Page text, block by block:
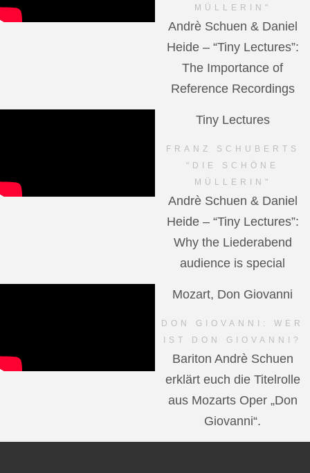
MÜLLERIN"
Andrè Schuen & Daniel
Heide – “Tiny Lectures”:
The Importance of
Reference Recordings
Tiny Lectures
FRANZ SCHUBERTS
"DIE SCHÖNE
MÜLLERIN"
Andrè Schuen & Daniel
Heide – “Tiny Lectures”:
Why the Liederabend
audience is special
Mozart, Don Giovanni
DON GIOVANNI: WER
IST DON GIOVANNI?
Bariton Andrè Schuen
erklärt euch die Titelrolle
aus Mozarts Oper „Don
Giovanni“.